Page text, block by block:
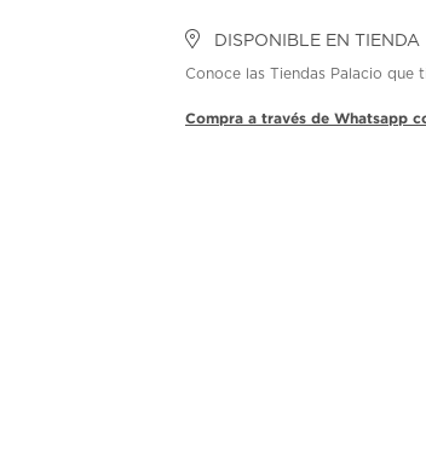
DISPONIBLE EN TIENDA
Conoce las Tiendas Palacio que
Compra a través de Whatsapp